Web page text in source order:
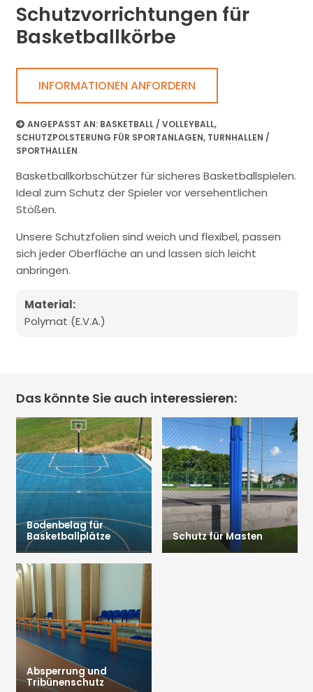
Schutzvorrichtungen für
Basketballkörbe
INFORMATIONEN ANFORDERN
ANGEPASST AN: BASKETBALL / VOLLEYBALL,
SCHUTZPOLSTERUNG FÜR SPORTANLAGEN, TURNHALLEN /
SPORTHALLEN
Basketballkorbschützer für sicheres Basketballspielen.
Ideal zum Schutz der Spieler vor versehentlichen
Stößen.
Unsere Schutzfolien sind weich und flexibel, passen
sich jeder Oberfläche an und lassen sich leicht
anbringen.
Material:
Polymat (E.V.A.)
Das könnte Sie auch interessieren:
Bodenbelag für
Basketballplätze
Schutz für Masten
Absperrung und
Tribünenschutz